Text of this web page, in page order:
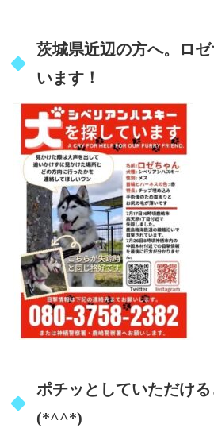
茨城県近辺の方へ。ロ
います！
ポチッとしていただけ
(*^^*)